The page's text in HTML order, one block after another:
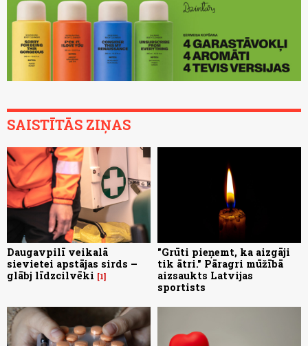
SAISTĪTĀS ZIŅAS
Daugavpilī veikalā
sievietei apstājas sirds –
glābj līdzcilvēki
1
"Grūti pieņemt, ka aizgāji
tik ātri." Pāragri mūžībā
aizsaukts Latvijas
sportists